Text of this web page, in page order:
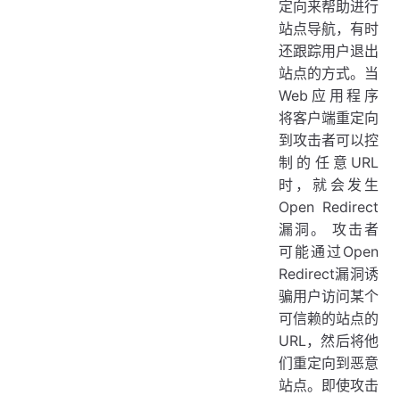
定向来帮助进行
站点导航，有时
还跟踪用户退出
站点的方式。当
Web应用程序
将客户端重定向
到攻击者可以控
制的任意URL
时，就会发生
Open Redirect
漏洞。 攻击者
可能通过Open
Redirect漏洞诱
骗用户访问某个
可信赖的站点的
URL，然后将他
们重定向到恶意
站点。即使攻击